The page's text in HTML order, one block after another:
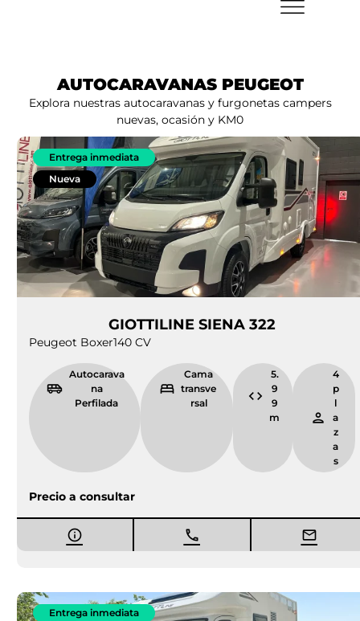
AUTOCARAVANAS PEUGEOT
Explora nuestras autocaravanas y furgonetas campers
nuevas, ocasión y KM0
Entrega inmediata
Nueva
GIOTTILINE SIENA 322
Peugeot Boxer140 CV
Autocarava
na
Perfilada
Cama
transve
rsal
5.
9
9
m
4
p
l
a
z
a
s
Precio a consultar
Entrega inmediata